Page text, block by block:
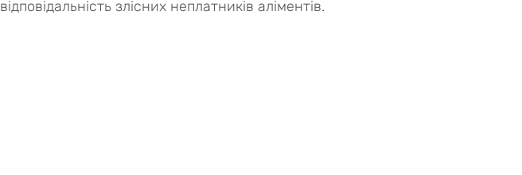
відповідальність злісних неплатників аліментів.